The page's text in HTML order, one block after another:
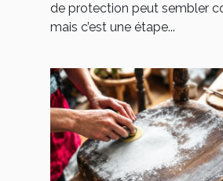
de protection peut sembler
mais c’est une étape...